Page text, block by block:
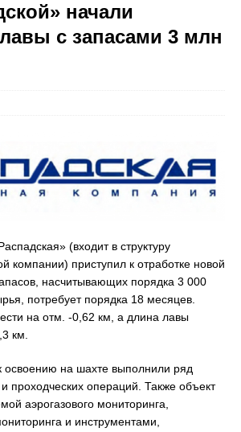
начали
с запасами 3 млн
(входит в структуру
компании) приступил к отработке новой
насчитывающих порядка 3 000
потребует порядка 18 месяцев.
на отм. -0,62 км, а длина лавы
км.
освоению на шахте выполнили ряд
проходческих операций. Также объект
аэрогазового мониторинга,
и инструментами,